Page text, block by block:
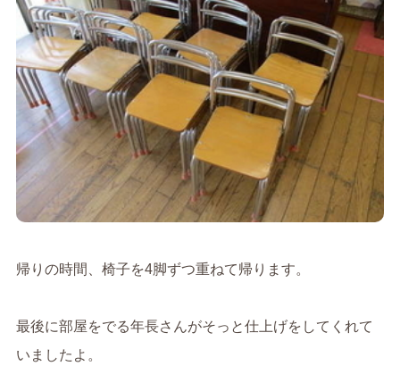
帰りの時間、椅子を4脚ずつ重ねて帰ります。
最後に部屋をでる年長さんがそっと仕上げをしてくれて
いましたよ。